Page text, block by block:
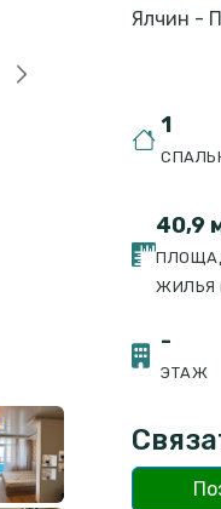
Ялчин -
1
40,9
ЖИЛЬЯ
-
ЭТАЖ